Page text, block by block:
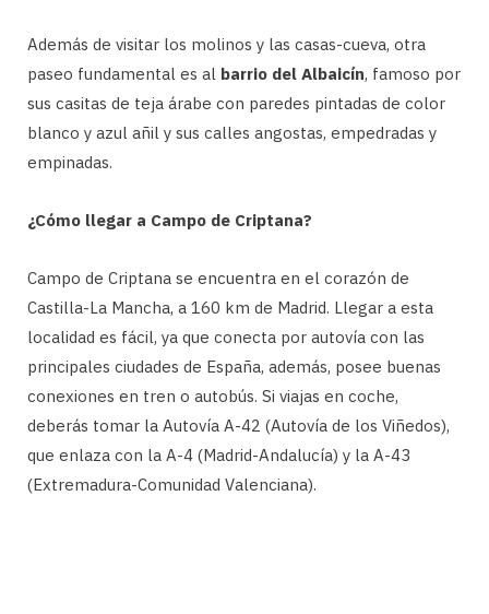
Además de visitar los molinos y las casas-cueva, otra
paseo fundamental es al barrio del Albaicín, famoso por
sus casitas de teja árabe con paredes pintadas de color
blanco y azul añil y sus calles angostas, empedradas y
empinadas.
¿Cómo llegar a Campo de Criptana?
Campo de Criptana se encuentra en el corazón de
Castilla-La Mancha, a 160 km de Madrid. Llegar a esta
localidad es fácil, ya que conecta por autovía con las
principales ciudades de España, además, posee buenas
conexiones en tren o autobús. Si viajas en coche,
deberás tomar la Autovía A-42 (Autovía de los Viñedos),
que enlaza con la A-4 (Madrid-Andalucía) y la A-43
(Extremadura-Comunidad Valenciana).